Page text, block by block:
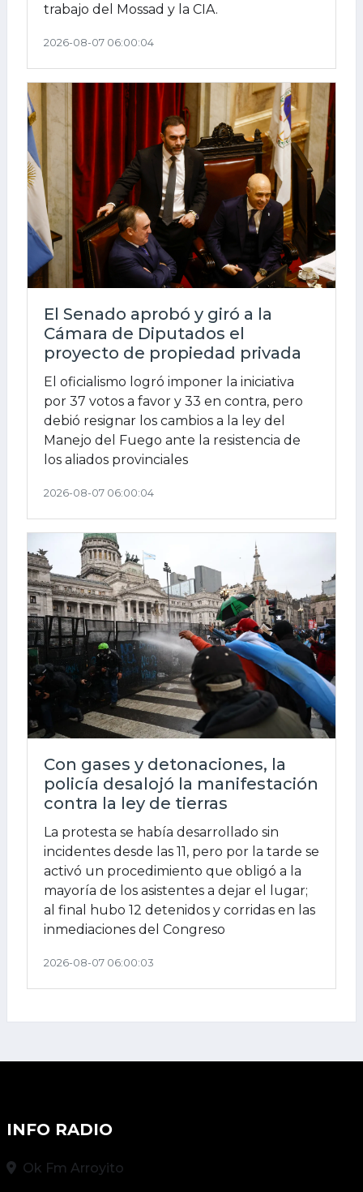
trabajo del Mossad y la CIA.
2026-08-07 06:00:04
El Senado aprobó y giró a la
Cámara de Diputados el
proyecto de propiedad privada
El oficialismo logró imponer la iniciativa
por 37 votos a favor y 33 en contra, pero
debió resignar los cambios a la ley del
Manejo del Fuego ante la resistencia de
los aliados provinciales
2026-08-07 06:00:04
Con gases y detonaciones, la
policía desalojó la manifestación
contra la ley de tierras
La protesta se había desarrollado sin
incidentes desde las 11, pero por la tarde se
activó un procedimiento que obligó a la
mayoría de los asistentes a dejar el lugar;
al final hubo 12 detenidos y corridas en las
inmediaciones del Congreso
2026-08-07 06:00:03
INFO RADIO
Ok Fm Arroyito